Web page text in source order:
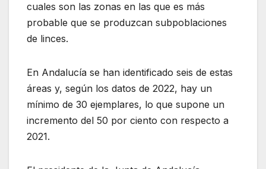
cuales son las zonas en las que es más
probable que se produzcan subpoblaciones
de linces.
En Andalucía se han identificado seis de estas
áreas y, según los datos de 2022, hay un
mínimo de 30 ejemplares, lo que supone un
incremento del 50 por ciento con respecto a
2021.